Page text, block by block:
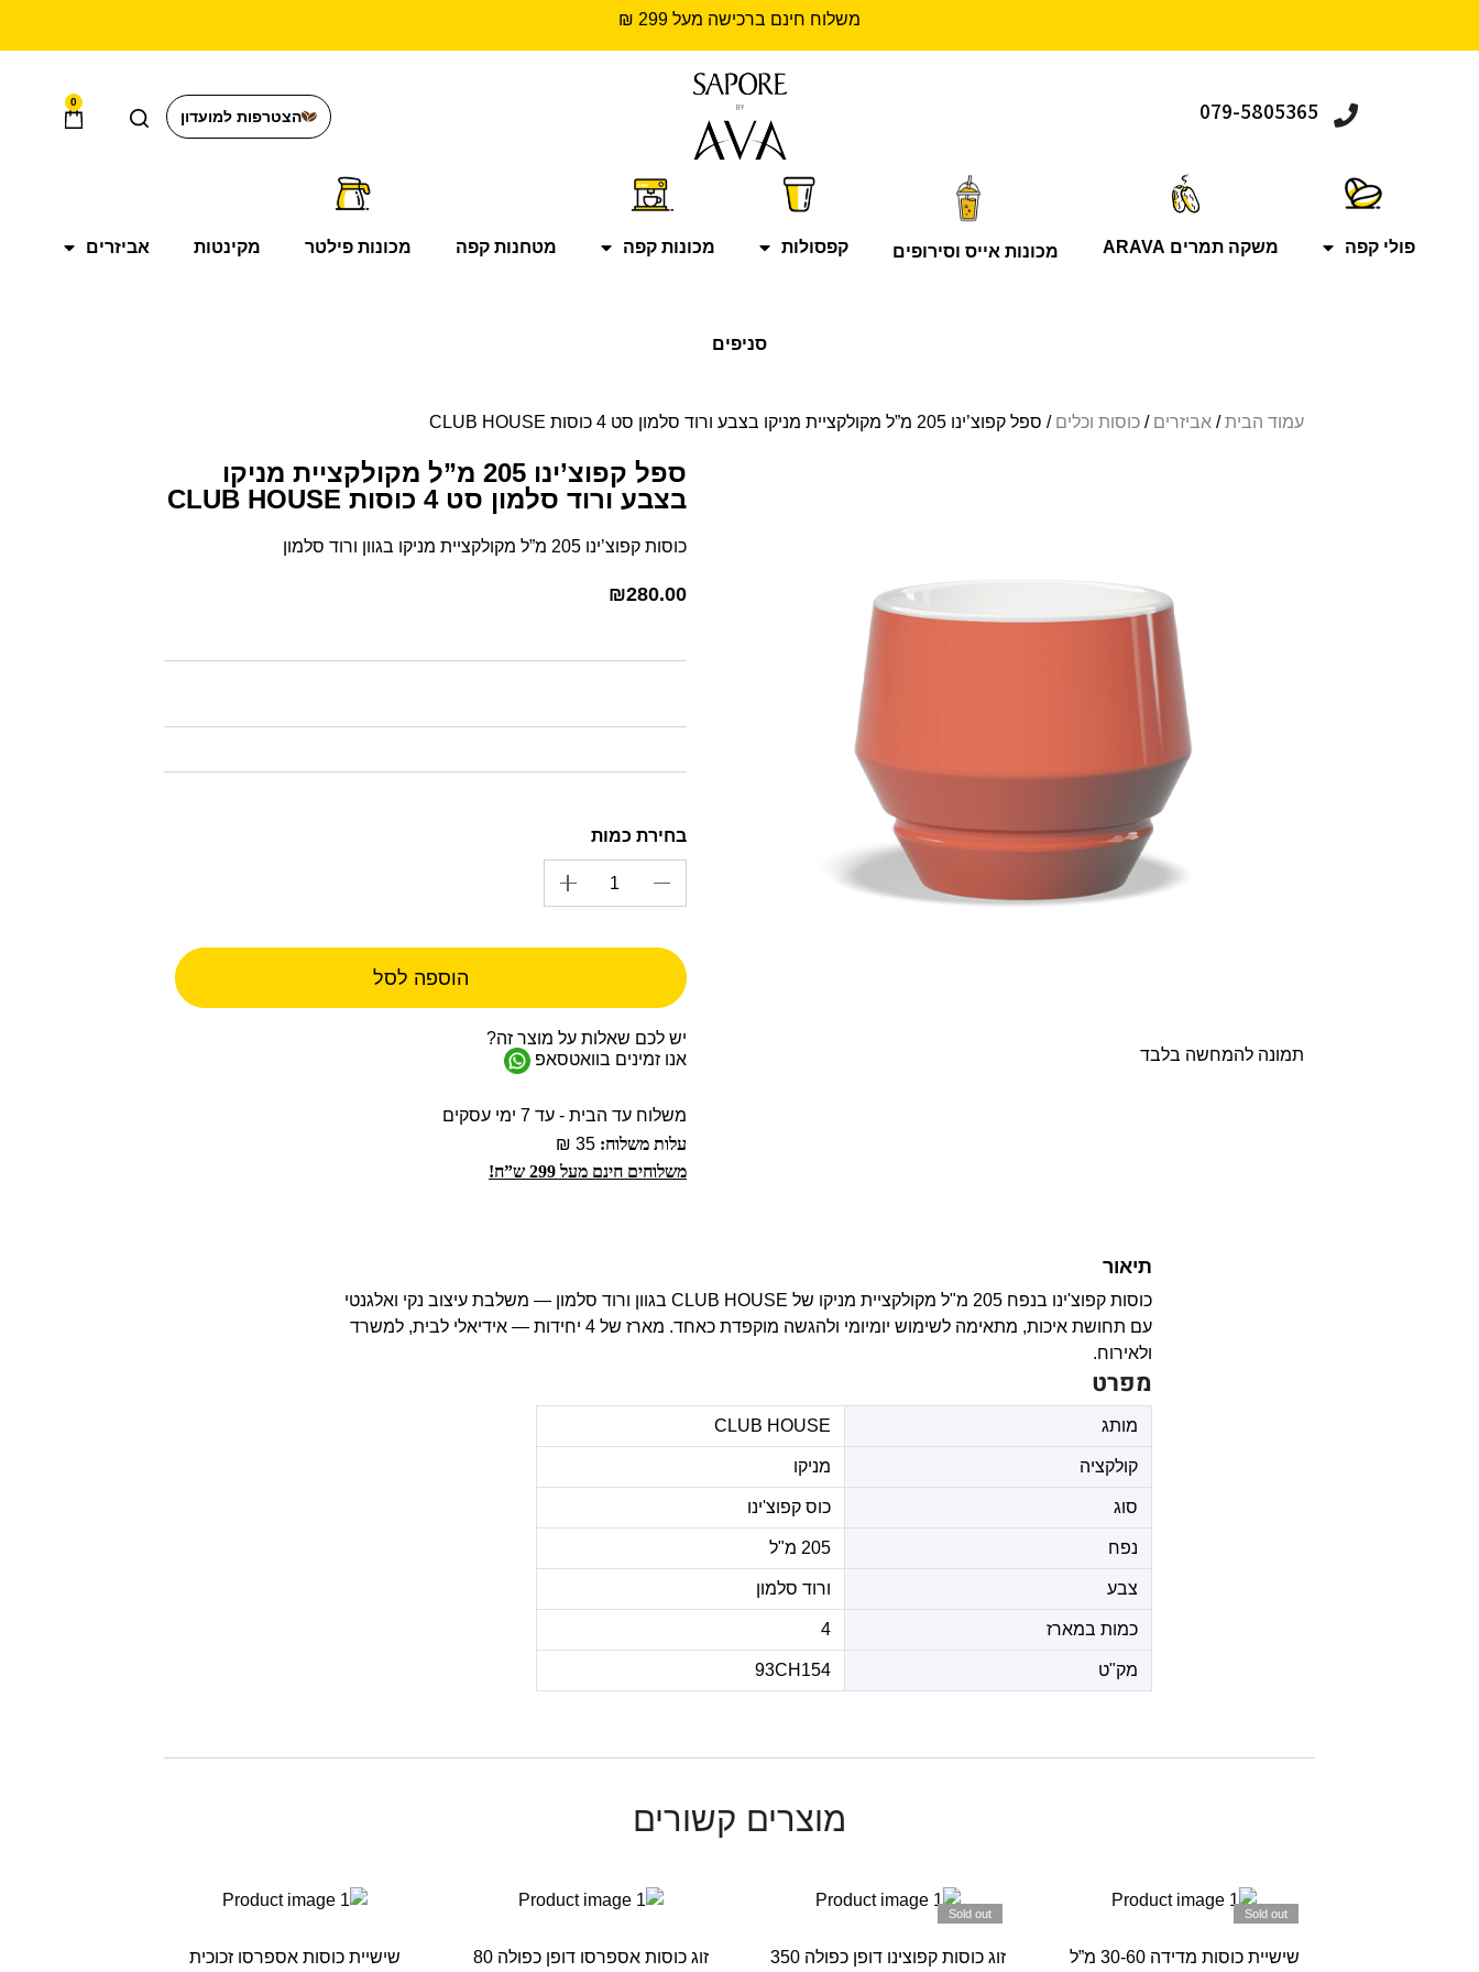
משלוח חינם ברכישה מעל 299 ₪
079-5805365 הצטרפות למועדון
0
פולי קפה משקה תמרים ARAVA מכונות אייס וסירופים קפסולות מכונות קפה מטחנות קפה מכונות פילטר מקינטות אביזרים
סניפים
עמוד הבית/ אביזרים / כוסות וכלים / ספל קפוצ’ינו 205 מ”ל מקולקציית מניקו בצבע ורוד סלמון סט 4 כוסות CLUB HOUSE
תמונה להמחשה בלבד
ספל קפוצ’ינו 205 מ”ל מקולקציית מניקו
בצבע ורוד סלמון סט 4 כוסות CLUB HOUSE
כוסות קפוצ’ינו 205 מ”ל מקולקציית מניקו בגוון ורוד סלמון
₪280.00
הוספה לסל
יש לכם שאלות על מוצר זה?
אנו זמינים בוואטסאפ
משלוח עד הבית - עד 7 ימי עסקים
עלות משלוח:
משלוחים חינם מעל 299 ש”ח!
תיאור
כוסות קפוצ'ינו בנפח 205 מ"ל מקולקציית מניקו של CLUB HOUSE בגוון ורוד סלמון — משלבת עיצוב נקי ואלגנטי
עם תחושת איכות, מתאימה לשימוש יומיומי ולהגשה מוקפדת כאחד. מארז של 4 יחידות — אידיאלי לבית, למשרד
ולאירוח.
מפרט
מותג CLUB HOUSE
קולקציה מניקו
סוג כוס קפוצ'ינו
נפח 205 מ"ל
צבע ורוד סלמון
כמות במארז 4
מק"ט 93CH154
מוצרים קשורים
Sold out
שישיית כוסות מדידה 30-60 מ”ל
Sold out
זוג כוסות קפוצינו דופן כפולה 350 זוג כוסות אספרסו דופן כפולה 80 שישיית כוסות אספרסו זכוכית